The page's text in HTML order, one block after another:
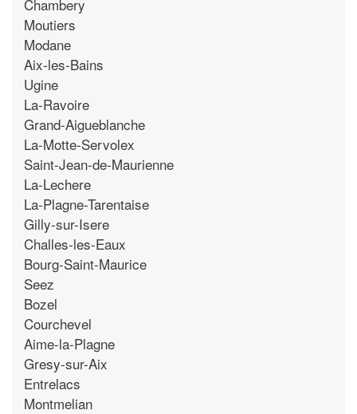
Chambery
Moutiers
Modane
Aix-les-Bains
Ugine
La-Ravoire
Grand-Aigueblanche
La-Motte-Servolex
Saint-Jean-de-Maurienne
La-Lechere
La-Plagne-Tarentaise
Gilly-sur-Isere
Challes-les-Eaux
Bourg-Saint-Maurice
Seez
Bozel
Courchevel
Aime-la-Plagne
Gresy-sur-Aix
Entrelacs
Montmelian